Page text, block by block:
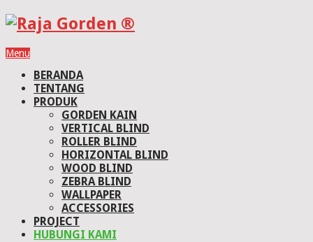
Menu
BERANDA
TENTANG
PRODUK
GORDEN KAIN
VERTICAL BLIND
ROLLER BLIND
HORIZONTAL BLIND
WOOD BLIND
ZEBRA BLIND
WALLPAPER
ACCESSORIES
PROJECT
HUBUNGI KAMI